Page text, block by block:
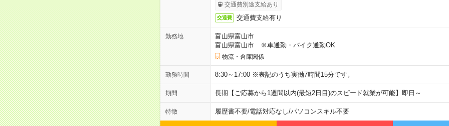
交通費別途支給あり
交通費 交通費支給有り
勤務地
富山県富山市
富山県富山市 ※車通勤・バイク通勤OK
物流・倉庫関係
勤務時間 8:30～17:00 ※表記のうち実働7時間15分です。
期間 長期【ご応募から1週間以内(最短2日目)のスピード就業が可能】即日～
特徴 履歴書不要/電話対応なし/パソコンスキル不要